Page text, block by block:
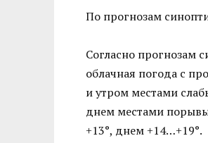
По прогнозам
Согласно прогнозам
облачная погода с
и утром местами
днем местами
+13°, днем +14…+19°.